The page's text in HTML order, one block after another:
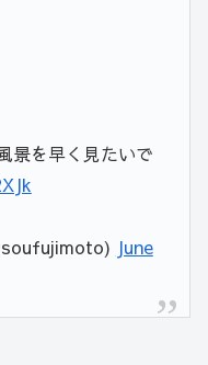
景を早く見たいで
June